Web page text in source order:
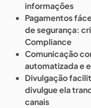
informações
Pagamentos
de segurança:
Compliance
Comunicação
automatizada e
Divulgação
divulgue ela
canais